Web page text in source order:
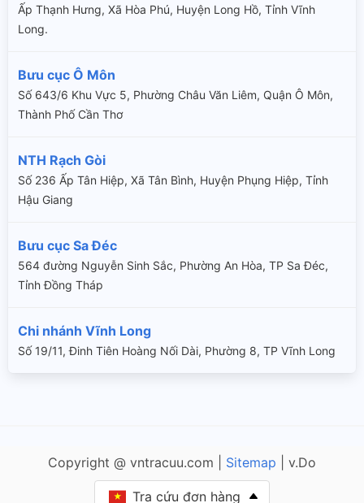
Ấp Thạnh Hưng, Xã Hòa Phú, Huyện Long Hồ, Tỉnh Vĩnh
Long.
Bưu cục Ô Môn
Số 643/6 Khu Vực 5, Phường Châu Văn Liêm, Quận Ô Môn,
Thành Phố Cần Thơ
NTH Rạch Gòi
Số 236 Ấp Tân Hiệp, Xã Tân Bình, Huyện Phụng Hiệp, Tỉnh
Hậu Giang
Bưu cục Sa Đéc
564 đường Nguyễn Sinh Sắc, Phường An Hòa, TP Sa Đéc,
Tỉnh Đồng Tháp
Chi nhánh Vĩnh Long
Số 19/11, Đinh Tiên Hoàng Nối Dài, Phường 8, TP Vĩnh Long
Copyright @ vntracuu.com | Sitemap | v.Do
Tra cứu đơn hàng